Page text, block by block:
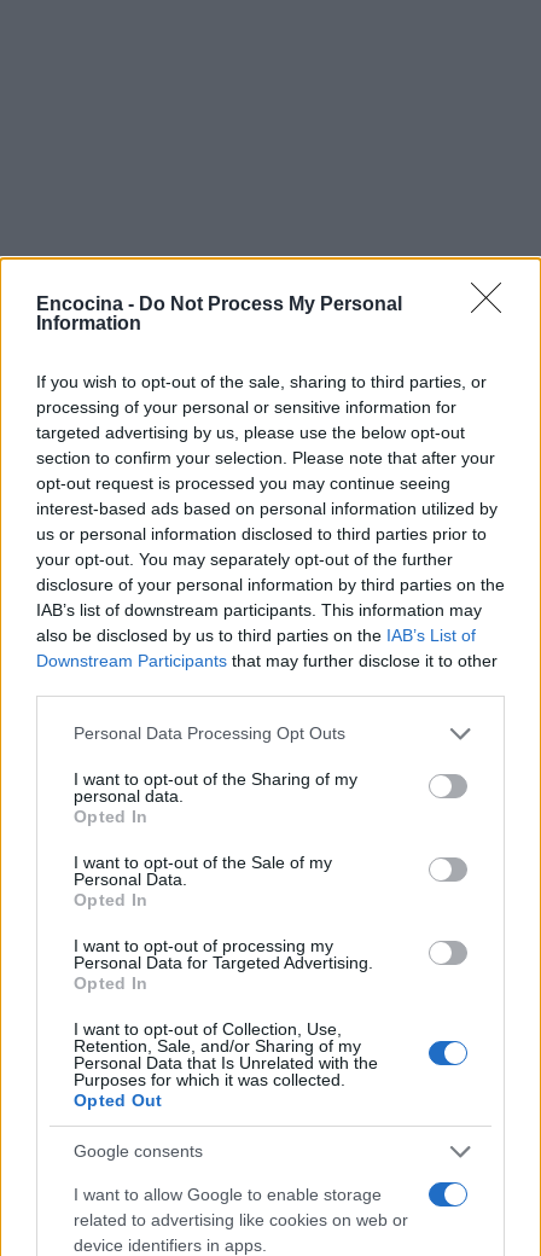
Encocina - Do Not Process My Personal
Information
If you wish to opt-out of the sale, sharing to third parties, or
processing of your personal or sensitive information for
targeted advertising by us, please use the below opt-out
section to confirm your selection. Please note that after your
opt-out request is processed you may continue seeing
interest-based ads based on personal information utilized by
us or personal information disclosed to third parties prior to
your opt-out. You may separately opt-out of the further
disclosure of your personal information by third parties on the
IAB’s list of downstream participants. This information may
also be disclosed by us to third parties on the IAB’s List of
Downstream Participants that may further disclose it to other
Please note that this website/app uses one or more Google
not limited to your visit or usage behaviour. You may click to
grant or deny consent to Google and its third-party tags to
use your data for below specified purposes in below Google
consent section.
Personal Data Processing Opt Outs
I want to opt-out of the Sharing of my
personal data.
Opted In
I want to opt-out of the Sale of my
Personal Data.
Opted In
I want to opt-out of processing my
Personal Data for Targeted Advertising.
Opted In
I want to opt-out of Collection, Use,
Retention, Sale, and/or Sharing of my
Personal Data that Is Unrelated with the
Purposes for which it was collected.
Opted Out
Google consents
I want to allow Google to enable storage
related to advertising like cookies on web or
device identifiers in apps.
staff
Sigue leyendo
PASTAS Y PIZZAS